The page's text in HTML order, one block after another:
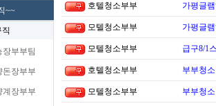
~~
직
장부부팀
돈장부부
계장부부
호텔청소부부 가평글
모텔청소부부 가평글
모텔청소부부 급구8/1
호텔청소부부 부부청
모텔청소부부 부부청